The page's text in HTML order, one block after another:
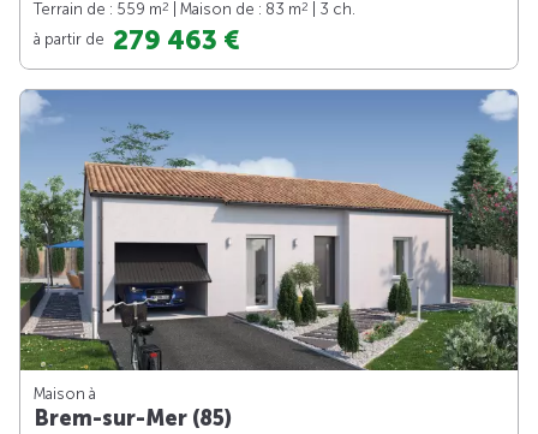
Terrain de : 559 m2 | Maison de : 83 m2
| 3 ch.
à partir de 279 463 €
Maison à
Brem-sur-Mer (85)